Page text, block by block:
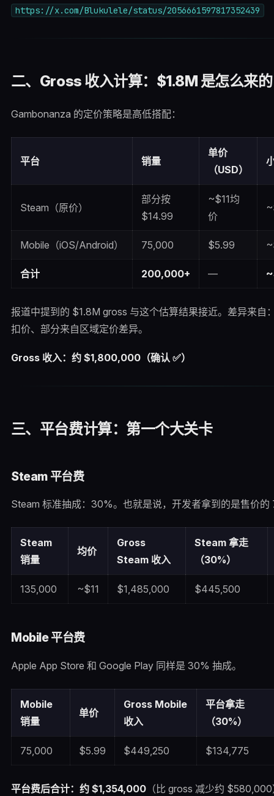
https://x.com/Blukulele/status/2056661597817352439
二、Gross 收入计算：$1.8M 是怎么来的
Gambonanza 的定价策略是高低搭配：
平台 销量
单价
（USD）
Steam（原价）
部分按
$14.99
~$11均
价
Mobile（iOS/Android） 75,000 $5.99
合计 200,000+ —
报道中提到的 $1.8M gross 与这个估算结果接近。差异来自
扣价、部分来自区域定价差异。
Gross 收入：约 $1,800,000（确认 ✅）
三、平台费计算：第一个大关卡
Steam 平台费
Steam 标准抽成：30%。也就是说，开发者拿到的是售价
Steam
销量
均价
Gross
Steam 收入
Steam 拿走
（30%）
135,000 ~$11 $1,485,000 $445,500
Mobile 平台费
Apple App Store 和 Google Play 同样是 30% 抽成。
Mobile
销量
单价
Gross Mobile
收入
平台拿走
（30%）
75,000 $5.99 $449,250 $134,775
平台费后合计：约 $1,354,000（比 gross 减少约 $580,000